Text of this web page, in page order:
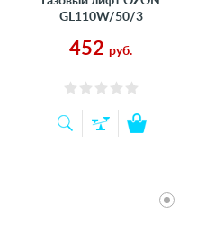
GL110W/50/3
452 руб.